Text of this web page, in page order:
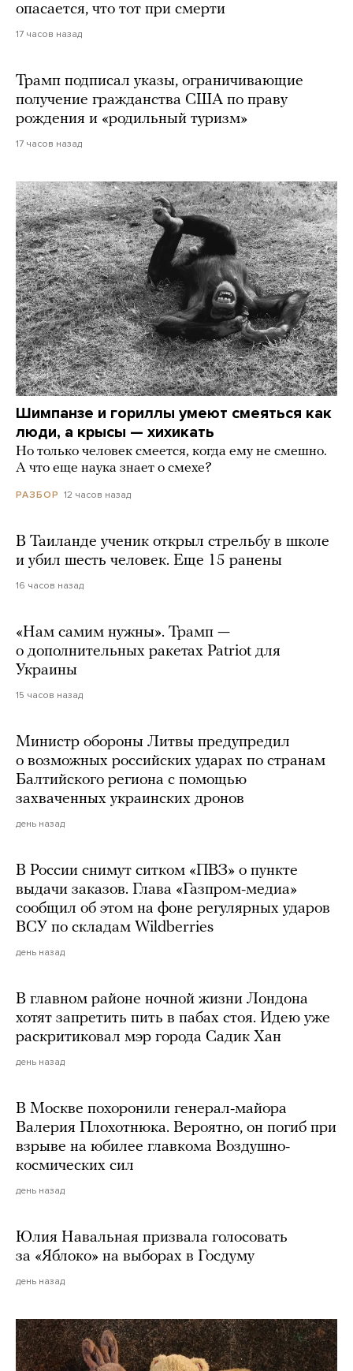
опасается, что тот при смерти
17 часов назад
Трамп подписал указы, ограничивающие
получение гражданства США по праву
рождения и «родильный туризм»
17 часов назад
Шимпанзе и гориллы умеют смеяться как
люди, а крысы — хихикать
Но только человек смеется, когда ему не смешно.
А что еще наука знает о смехе?
РАЗБОР 12 часов назад
В Таиланде ученик открыл стрельбу в школе
и убил шесть человек. Еще 15 ранены
16 часов назад
«Нам самим нужны». Трамп —
о дополнительных ракетах Patriot для
Украины
15 часов назад
Министр обороны Литвы предупредил
о возможных российских ударах по странам
Балтийского региона с помощью
захваченных украинских дронов
день назад
В России снимут ситком «ПВЗ» о пункте
выдачи заказов. Глава «Газпром-медиа»
сообщил об этом на фоне регулярных ударов
ВСУ по складам Wildberries
день назад
В главном районе ночной жизни Лондона
хотят запретить пить в пабах стоя. Идею уже
раскритиковал мэр города Садик Хан
день назад
В Москве похоронили генерал-майора
Валерия Плохотнюка. Вероятно, он погиб при
взрыве на юбилее главкома Воздушно-
космических сил
день назад
Юлия Навальная призвала голосовать
за «Яблоко» на выборах в Госдуму
день назад